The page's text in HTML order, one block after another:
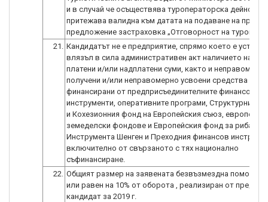
и в случай че осъществява туроператорска дейност,
притежава валидна към датата на подаване на
предложение застраховка „Отговорност на
21. Кандидатът не е предприятие, спрямо което е
влязъл в сила административен акт наличието на
платени и/или надплатени суми, както и неправомерно
получени и/или неправомерно усвоени средства по
финансирани от предприсъединителните финансови
инструменти, оперативните програми, Структурните
и Кохезионния фонд на Европейския съюз,
земеделски фондове и Европейския фонд за
Инструмента Шенген и Преходния финансов
включително от свързаното с тях национално
съфинансиране.
22. Общият размер на заявената безвъзмездна помощ е
или равен на 10% от оборота , реализиран от
кандидат за 2019 г.